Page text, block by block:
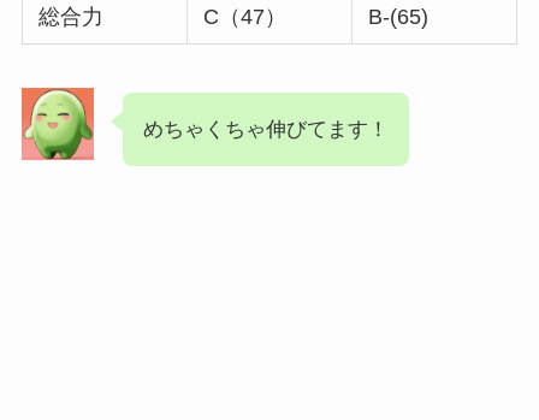
総合力 C（47） B-(65)
めちゃくちゃ伸びてます！